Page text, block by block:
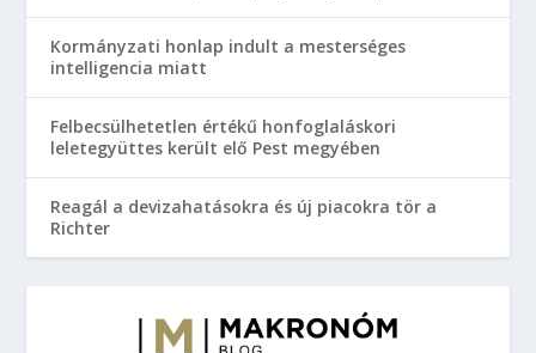
Kormányzati honlap indult a mesterséges
intelligencia miatt
Felbecsülhetetlen értékű honfoglaláskori
leletegyüttes került elő Pest megyében
Reagál a devizahatásokra és új piacokra tör a
Richter